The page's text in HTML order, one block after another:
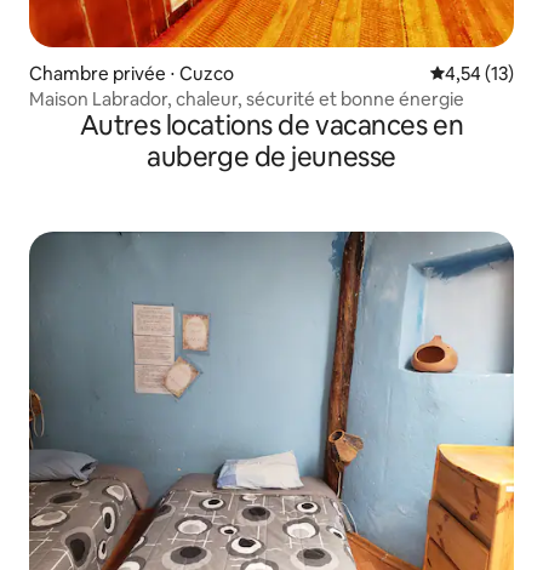
Chambre privée ⋅ Cuzco Évaluation
4,54 (13)
Maison Labrador, chaleur, sécurité et bonne énergie
Autres locations de vacances en
auberge de jeunesse